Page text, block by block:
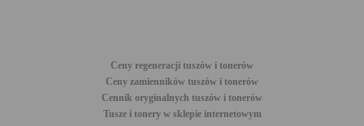
Ceny regeneracji tuszów i tonerów
Ceny zamienników tuszów i tonerów
Cennik oryginalnych tuszów i tonerów
Tusze i tonery w sklepie internetowym